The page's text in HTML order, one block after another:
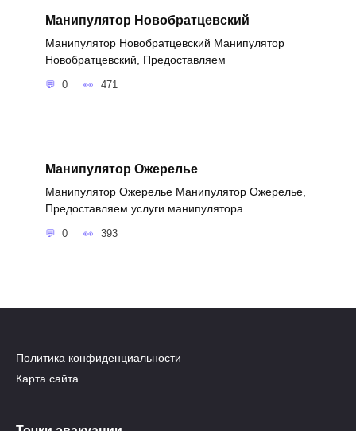
Манипулятор Новобратцевский
Манипулятор Новобратцевский Манипулятор
Новобратцевский, Предоставляем
0 471
Манипулятор Ожерелье
Манипулятор Ожерелье Манипулятор Ожерелье,
Предоставляем услуги манипулятора
0 393
Политика конфиденциальности
Карта сайта